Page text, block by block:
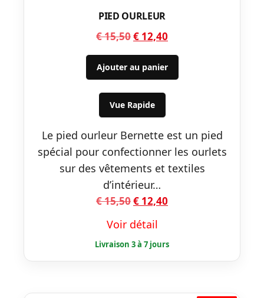
PIED OURLEUR
€15,50Le
prix
initial
était :
€ 15,50.
€ 12,40
prix
actuel
est :
Ajouter au panier
Vue Rapide
Le pied ourleur Bernette est un pied
spécial pour confectionner les ourlets
sur des vêtements et textiles
d’intérieur…
€15,50Le
initial
était :
€ 15,50.
€ 12,40
est :
€ 12,40.
Voir détail